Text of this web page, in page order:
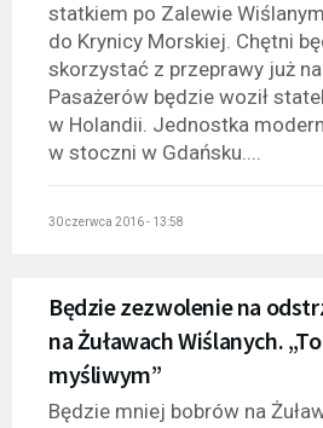
statkiem po Zalewie
do Krynicy Morskiej. Chętni
skorzystać z przeprawy już
Pasażerów będzie woził
w Holandii. Jednostka
w stoczni w Gdańsku....
30 czerwca 2016 - 13:58
Będzie zezwolenie na
na Żuławach Wiślanych.
myśliwym”
Będzie mniej bobrów na